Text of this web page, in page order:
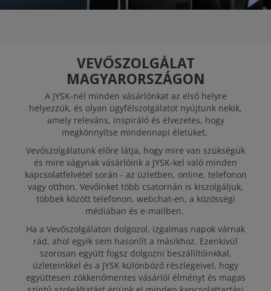
ELOSZTÓKÖZPONT
JYSK, MINT
MUNKAHELY
NYITOTT POZÍCIÓK
VEVŐSZOLGÁLAT
MAGYARORSZÁGON
A JYSK-nél minden vásárlónkat az első helyre
helyezzük, és olyan ügyfélszolgálatot nyújtunk nekik,
amely releváns, inspiráló és élvezetes, hogy
megkönnyítse mindennapi életüket.
Vevőszolgálatunk előre látja, hogy mire van szükségük
és mire vágynak vásárlóink a JYSK-kel való minden
kapcsolatfelvétel során - az üzletben, online, telefonon
vagy otthon. Vevőinket több csatornán is kiszolgáljuk,
többek között telefonon, webchat-en, a közösségi
médiában és e-mailben.
Ha a Vevőszolgálaton dolgozol, izgalmas napok várnak
rád, ahol egyik sem hasonlít a másikhoz. Ezenkívül
szorosan együtt fogsz dolgozni beszállítóinkkal,
üzleteinkkel és a JYSK különböző részlegeivel, hogy
együttesen zökkenőmentes vásárlói élményt és magas